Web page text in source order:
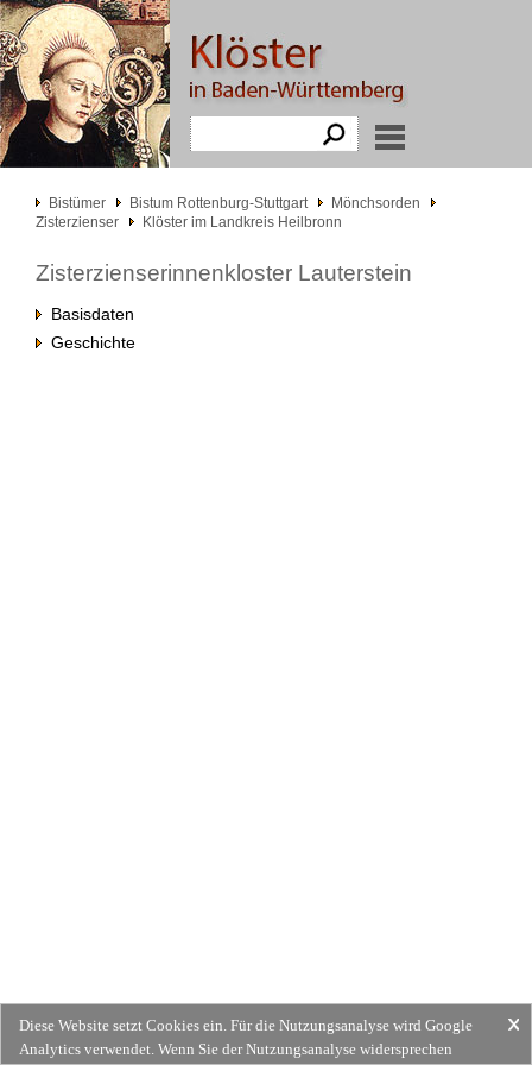
Bistümer Bistum Rottenburg-Stuttgart
Mönchsorden
Zisterzienser
Klöster im Landkreis Heilbronn
Zisterzienserinnenkloster Lauterstein
Basisdaten
Geschichte
Diese Website setzt Cookies ein. Für die Nutzungsanalyse wird Google
Analytics verwendet. Wenn Sie der Nutzungsanalyse widersprechen